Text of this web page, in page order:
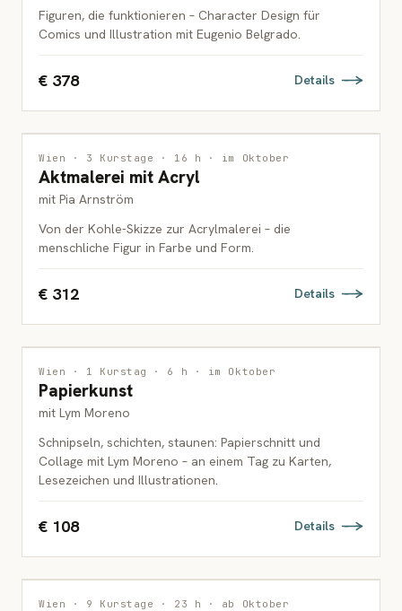
Figuren, die funktionieren – Character Design für
Comics und Illustration mit Eugenio Belgrado.
€ 378 Details
MALEREI
ERWACHSENE
Wien · 3 Kurstage · 16 h · im Oktober
Aktmalerei mit Acryl
mit Pia Arnström
Von der Kohle-Skizze zur Acrylmalerei – die
menschliche Figur in Farbe und Form.
€ 312 Details
INTERDISZIPLINÄR
ERWACHSENE
Wien · 1 Kurstag · 6 h · im Oktober
Papierkunst
mit Lym Moreno
Schnipseln, schichten, staunen: Papierschnitt und
Collage mit Lym Moreno – an einem Tag zu Karten,
Lesezeichen und Illustrationen.
€ 108 Details
INTERDISZIPLINÄR 3 PLÄTZE FREI
Wien · 9 Kurstage · 23 h · ab Oktober